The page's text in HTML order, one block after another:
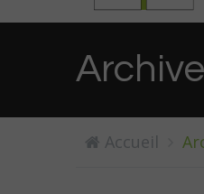
Accueil